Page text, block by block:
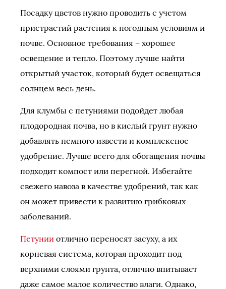
Посадку цветов нужно проводить с учетом
пристрастий растения к погодным условиям и
почве. Основное требования – хорошее
освещение и тепло. Поэтому лучше найти
открытый участок, который будет освещаться
солнцем весь день.
Для клумбы с петуниями подойдет любая
плодородная почва, но в кислый грунт нужно
добавлять немного извести и комплексное
удобрение. Лучше всего для обогащения почвы
подходит компост или перегной. Избегайте
свежего навоза в качестве удобрений, так как
он может привести к развитию грибковых
заболеваний.
Петунии отлично переносят засуху, а их
корневая система, которая проходит под
верхними слоями грунта, отлично впитывает
даже самое малое количество влаги. Однако,